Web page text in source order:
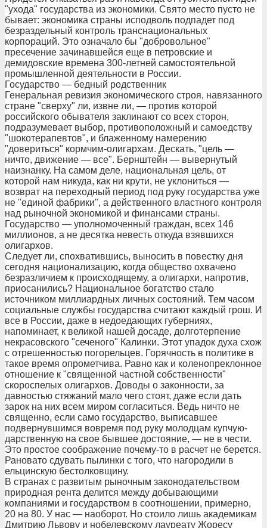
"ухода" государства из экономики. Свято место пусто не
бывает: экономика страны исподволь подпадет под
безраздельный контроль транснациональных
корпораций. Это означало бы "добровольное"
пресечение зачинавшейся еще в петровские и
демидовские времена 300-летней самостоятельной
промышленной деятельности в России.
Государство — бедный родственник
Генеральная ревизия экономического строя, навязанного
стране "сверху" ли, извне ли, — против которой
российского обывателя заклинают со всех сторон,
подразумевает выбор, противоположный и самоедству
"шокотерапевтов", и блаженному намерению
"довериться" кормчим-олигархам. Дескать, "цель —
ничто, движение — все". Бернштейн — вывернутый
наизнанку. На самом деле, национальная цель, от
которой нам никуда, как ни крути, не уклониться —
возврат на переходный период под руку государства уже
не "единой фабрики", а действенного властного контроля
над рыночной экономикой и финансами страны.
Государство — уполномоченный граждан, всех 146
миллионов, а не десятка невесть откуда взявшихся
олигархов.
Следует ли, спохватившись, выносить в повестку дня
сегодня национализацию, когда общество охвачено
безразличием к происходящему, а олигархи, напротив,
приосанились? Национальное богатство стало
источником миллиардных личных состояний. Тем часом
социальные службы государства считают каждый грош. И
все в России, даже в недоедающих губерниях,
напоминает, к великой нашей досаде, долготерпение
некрасовского "сеченого" Калинки. Этот упадок духа схож
с отрешенностью погорельцев. Горячность в политике в
такое время опрометчива. Равно как и коленопреклонное
отношение к "священной частной собственности"
скороспелых олигархов. Доводы о законности, за
давностью стяжаний мало чего стоят, даже если дать
зарок на них всем миром согласиться. Ведь ничто не
священно, если само государство, выписавшее
подвернувшимся вовремя под руку молодцам купчую-
дарственную на свое бывшее достояние, — не в чести.
Это простое соображение почему-то в расчет не берется.
Рановато сдувать пылинки с того, что нагородили в
ельцинскую бестолковщину.
В странах с развитым рыночным законодательством
природная рента делится между добывающими
компаниями и государством в соотношении, примерно,
20 на 80. У нас — наоборот. Но стоило лишь академикам
Дмитрию Львову и нобелевскому лауреату Жоресу